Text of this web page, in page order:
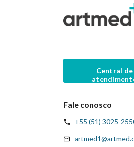
Central de
Fale conosco
+55 (51) 3025-